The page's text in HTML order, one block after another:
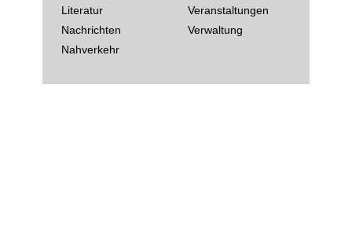
Literatur
Nachrichten
Nahverkehr
Veranstaltungen
Verwaltung